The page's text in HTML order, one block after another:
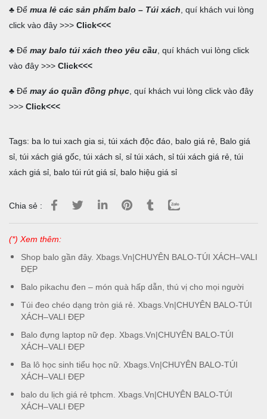
♣ Để mua lẻ các sản phẩm balo – Túi xách , quí khách vui lòng
click vào đây >>> Click<<<
♣ Để may balo túi xách theo yêu cầu , quí khách vui lòng click
vào đây >>> Click<<<
♣ Để may áo quần đồng phục , quí khách vui lòng click vào đây
>>> Click<<<
Tags: ba lo tui xach gia si túi xách độc đáo balo giá rẻ Balo giá
sỉ túi xách giá gốc túi xách sỉ sỉ túi xách sỉ túi xách giá rẻ túi
xách giá sỉ balo túi rút giá sỉ balo hiệu giá sỉ
Chia sẻ :
(*) Xem thêm:
Shop balo gần đây. Xbags.Vn|CHUYÊN BALO-TÚI XÁCH–VALI
ĐẸP
Balo pikachu đen – món quà hấp dẫn, thú vị cho mọi người
Túi đeo chéo dạng tròn giá rẻ. Xbags.Vn|CHUYÊN BALO-TÚI
XÁCH–VALI ĐẸP
Balo đựng laptop nữ đẹp. Xbags.Vn|CHUYÊN BALO-TÚI
XÁCH–VALI ĐẸP
Ba lô học sinh tiểu học nữ. Xbags.Vn|CHUYÊN BALO-TÚI
XÁCH–VALI ĐẸP
balo du lịch giá rẻ tphcm. Xbags.Vn|CHUYÊN BALO-TÚI
XÁCH–VALI ĐẸP